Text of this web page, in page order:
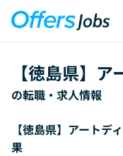
【徳島県】 ア
の転職・求人情報
【徳島県】アートデ
果